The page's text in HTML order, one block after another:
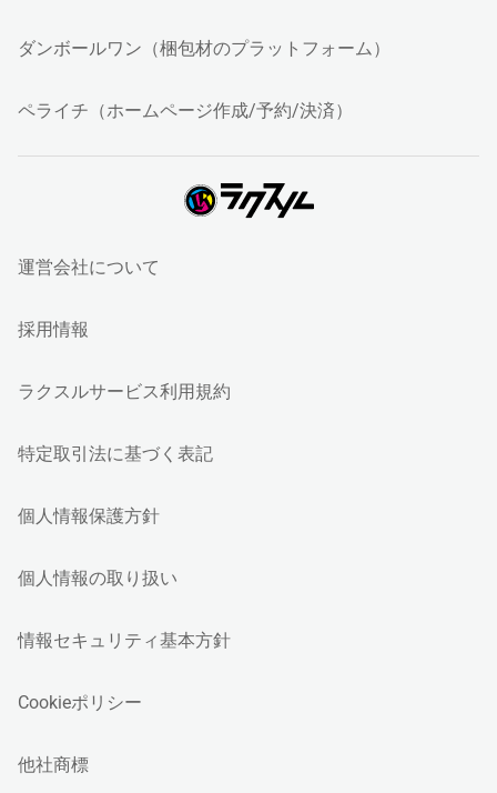
ダンボールワン（梱包材のプラットフォーム）
ペライチ（ホームページ作成/予約/決済）
運営会社について
採用情報
ラクスルサービス利用規約
特定取引法に基づく表記
個人情報保護方針
個人情報の取り扱い
情報セキュリティ基本方針
Cookieポリシー
他社商標